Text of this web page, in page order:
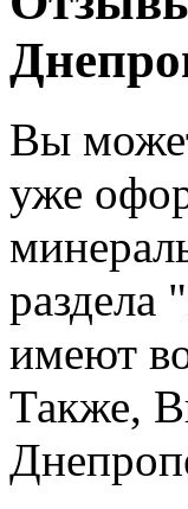
Вы
уже
имеют
Также,